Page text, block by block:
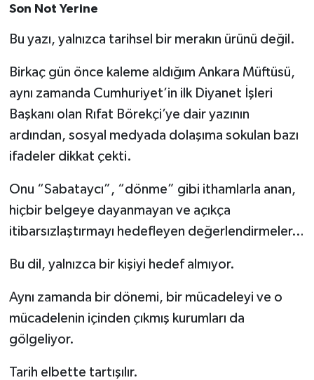
Son Not Yerine
Bu yazı, yalnızca tarihsel bir merakın ürünü değil.
Birkaç gün önce kaleme aldığım Ankara Müftüsü,
aynı zamanda Cumhuriyet’in ilk Diyanet İşleri
Başkanı olan Rıfat Börekçi’ye dair yazının
ardından, sosyal medyada dolaşıma sokulan bazı
ifadeler dikkat çekti.
Onu “Sabataycı”, “dönme” gibi ithamlarla anan,
hiçbir belgeye dayanmayan ve açıkça
itibarsızlaştırmayı hedefleyen değerlendirmeler…
Bu dil, yalnızca bir kişiyi hedef almıyor.
Aynı zamanda bir dönemi, bir mücadeleyi ve o
mücadelenin içinden çıkmış kurumları da
gölgeliyor.
Tarih elbette tartışılır.